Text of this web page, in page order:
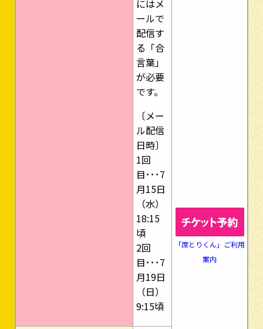
にはメ
ールで
配信す
る「合
言葉」
が必要
です。
〔メー
ル配信
日時〕
1回
目･･･7
月15日
（水）
18:15
頃
2回
目･･･7
月19日
（日）
9:15頃
「席とりくん」ご利用
案内